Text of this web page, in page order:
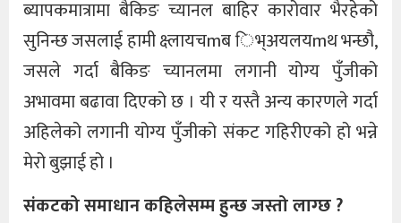
ब्यापकमात्रामा बैकिङ च्यानल बाहिर कारोवार भैरहेको
सुनिन्छ जसलाई हामी क्ष्लायचmब िभ्अयलयmथ भन्छौ,
जसले गर्दा बैकिङ च्यानलमा लगानी योग्य पुँजीको
अभावमा बढावा दिएको छ । यी र यस्तै अन्य कारणले गर्दा
अहिलेको लगानी योग्य पुँजीको संकट गहिरीएको हो भन्ने
मेरो बुझाई हो ।
संकटको समाधान कहिलेसम्म हुन्छ जस्तो लाग्छ ?